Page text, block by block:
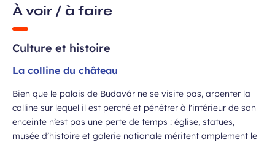
À voir / à faire
Culture et histoire
La colline du château
Bien que le palais de Budavár ne se visite pas, arpenter la
colline sur lequel il est perché et pénétrer à l'intérieur de son
enceinte n’est pas une perte de temps : église, statues,
musée d’histoire et galerie nationale méritent amplement le